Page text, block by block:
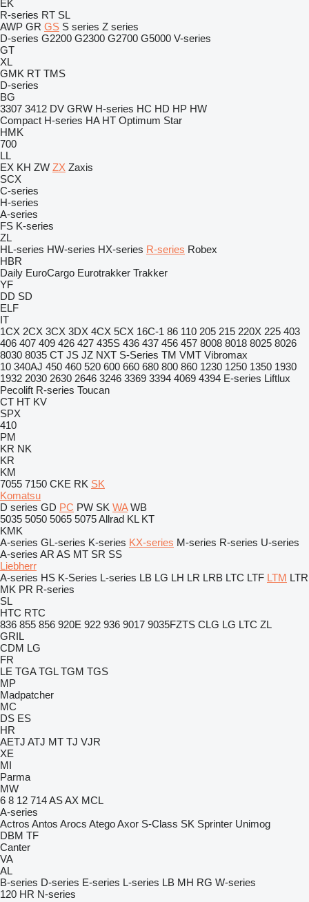
EK
R-series RT SL
AWP GR GS S series Z series
D-series G2200 G2300 G2700 G5000 V-series
GT
XL
GMK RT TMS
D-series
BG
3307 3412 DV GRW H-series HC HD HP HW
Compact H-series HA HT Optimum Star
HMK
700
LL
EX KH ZW ZX Zaxis
SCX
C-series
H-series
A-series
FS K-series
ZL
HL-series HW-series HX-series R-series Robex
HBR
Daily EuroCargo Eurotrakker Trakker
YF
DD SD
ELF
IT
1CX 2CX 3CX 3DX 4CX 5CX 16C-1 86 110 205 215 220X 225 403
406 407 409 426 427 435S 436 437 456 457 8008 8018 8025 8026
8030 8035 CT JS JZ NXT S-Series TM VMT Vibromax
10 340AJ 450 460 520 600 660 680 800 860 1230 1250 1350 1930
1932 2030 2630 2646 3246 3369 3394 4069 4394 E-series Liftlux
Pecolift R-series Toucan
CT HT KV
SPX
410
PM
KR NK
KR
KM
7055 7150 CKE RK SK
Komatsu
D series GD PC PW SK WA WB
5035 5050 5065 5075Allrad KL KT
KMK
A-series GL-series K-series KX-series M-series R-series U-series
A-series AR AS MT SR SS
Liebherr
A-series HS K-Series L-series LB LG LH LR LRB LTC LTF LTM LTR
MK PR R-series
SL
HTC RTC
836 855 856 920E 922 936 9017 9035FZTS CLG LG LTC ZL
GRIL
CDM LG
FR
LE TGA TGL TGM TGS
MP
Madpatcher
MC
DS ES
HR
AETJ ATJ MT TJ VJR
XE
MI
Parma
MW
6 8 12 714ASAX MCL
A-series
Actros Antos Arocs AtegoAxor S-Class SK Sprinter Unimog
DBM TF
Canter
VA
AL
B-series D-series E-series L-series LB MH RG W-series
120 HR N-series